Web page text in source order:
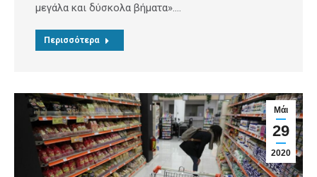
μεγάλα και δύσκολα βήματα».…
Περισσότερα
Μάι
29
2020